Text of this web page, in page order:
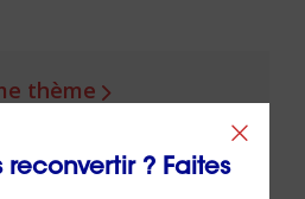
thème
reconvertir ? Faites